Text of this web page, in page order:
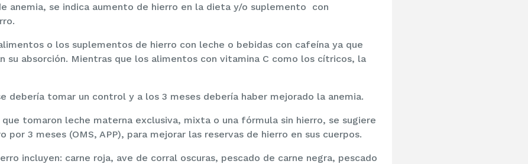
anemia, se indica aumento de hierro en la dieta y/o suplemento con
o los suplementos de hierro con leche o bebidas con cafeína ya que
su absorción. Mientras que los alimentos con vitamina C como los cítricos, la
debería tomar un control y a los 3 meses debería haber mejorado la anemia.
tomaron leche materna exclusiva, mixta o una fórmula sin hierro, se sugiere
por 3 meses (OMS, APP), para mejorar las reservas de hierro en sus cuerpos.
incluyen: carne roja, ave de corral oscuras, pescado de carne negra, pescado